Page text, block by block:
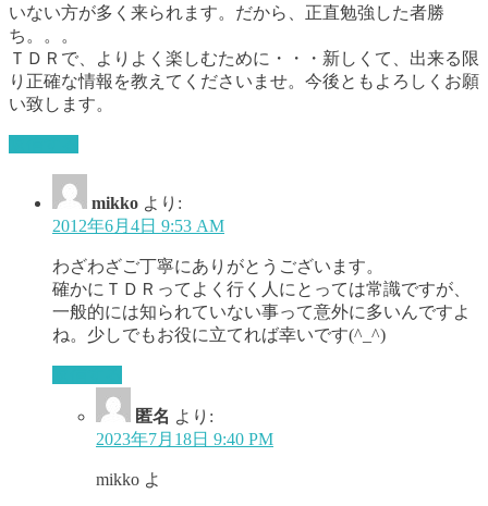
いない方が多く来られます。だから、正直勉強した者勝
ち。。。
ＴＤＲで、よりよく楽しむために・・・新しくて、出来る限
り正確な情報を教えてくださいませ。今後ともよろしくお願
い致します。
mikko より:
2012年6月4日 9:53 AM
わざわざご丁寧にありがとうございます。
確かにＴＤＲってよく行く人にとっては常識ですが、
一般的には知られていない事って意外に多いんですよ
ね。少しでもお役に立てれば幸いです(^_^)
匿名 より:
2023年7月18日 9:40 PM
mikko よ